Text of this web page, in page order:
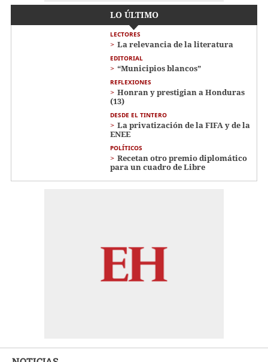
LO ÚLTIMO
LECTORES
La relevancia de la literatura
EDITORIAL
“Municipios blancos”
REFLEXIONES
Honran y prestigian a Honduras
(13)
DESDE EL TINTERO
La privatización de la FIFA y de la
ENEE
POLÍTICOS
Recetan otro premio diplomático
para un cuadro de Libre